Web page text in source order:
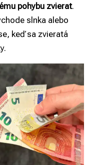
pohybu zvierat.
slnka alebo
keď sa zvieratá